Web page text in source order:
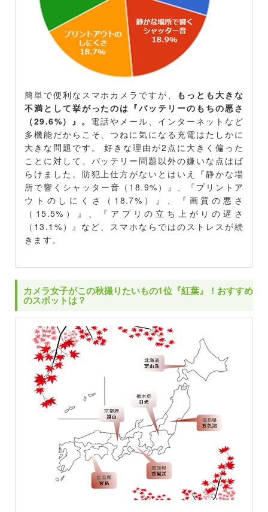
簡単で便利なスマホカメラですが、
もっとも大きな
不満として挙がったのは『バッテリーのもちの悪さ
（29.6%）』。 電話やメール、インターネットなど
多機能だからこそ、つねに気になる充電はたしかに
大きな問題です。 好きな理由が2点に大きく偏った
ことに対して、バッテリー問題以外の嫌いな点はば
らけました。防犯上仕方がないとはいえ『静かな場
所で響くシャッター音（18.9%）』、『プリントア
ウトのしにくさ（18.7%）』、『画質の悪さ
（15.5%）』、『アプリの立ち上がりの遅さ
（13.1%）』など、スマホならではのストレスが続
きます。
カメラ女子がこの秋撮りたいもの1位『紅葉』！おすすめ
のスポットは？